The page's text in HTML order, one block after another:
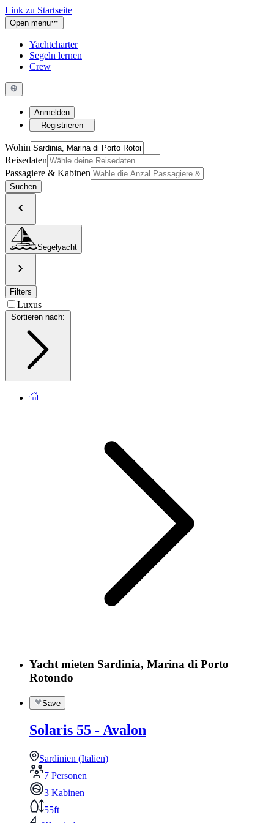
Link zu Startseite
Open menu
Yachtcharter
Segeln lernen
Crew
Anmelden
Registrieren
Wohin
Reisedaten
Passagiere & Kabinen
Suchen
Segelyacht
Filters
Luxus
Sortieren nach
Yacht mieten Sardinia, Marina di Porto
Rotondo
Save
Solaris 55 - Avalon
Sardinien (Italien)
7 Personen
3 Kabinen
55ft